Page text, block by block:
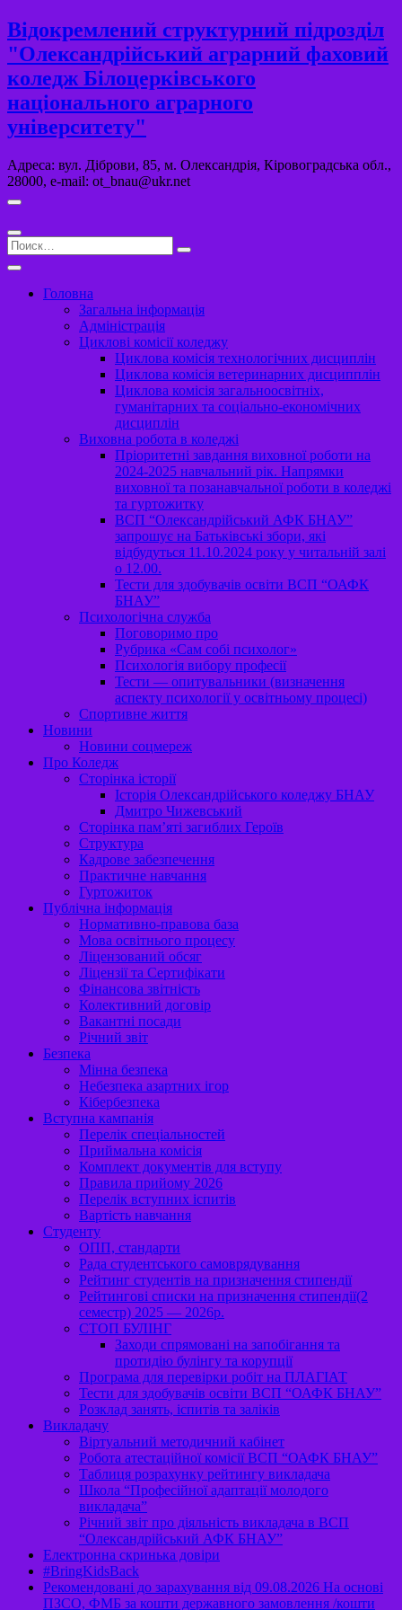
Перейти
к
содержимому
Відокремлений структурний підрозділ
"Олександрійський аграрний фаховий
коледж Білоцерківського
національного аграрного
університету"
Адреса: вул. Діброви, 85, м. Олександрія, Кіровоградська обл.,
28000, e-mail: ot_bnau@ukr.net
Поиск…
Головна
Загальна інформація
Адміністрація
Циклові комісії коледжу
Циклова комісія технологічних дисциплін
Циклова комісія ветеринарних дисципплін
Циклова комісія загальноосвітніх,
гуманітарних та соціально-економічних
дисциплін
Виховна робота в коледжі
Пріоритетні завдання виховної роботи на
2024-2025 навчальний рік. Напрямки
виховної та позанавчальної роботи в коледжі
та гуртожитку
ВСП “Олександрійський АФК БНАУ”
запрошує на Батьківські збори, які
відбудуться 11.10.2024 року у читальній залі
о 12.00.
Тести для здобувачів освіти ВСП “ОАФК
БНАУ”
Психологічна служба
Поговоримо про
Рубрика «Сам собі психолог»
Психологія вибору професії
Тести — опитувальники (визначення
аспекту психології у освітньому процесі)
Спортивне життя
Новини
Новини соцмереж
Про Коледж
Сторінка історії
Історія Олександрійського коледжу БНАУ
Дмитро Чижевський
Сторінка пам’яті загиблих Героїв
Структура
Кадрове забезпечення
Практичне навчання
Гуртожиток
Публічна інформація
Нормативно-правова база
Мова освітнього процесу
Ліцензований обсяг
Ліцензії та Сертифікати
Фінансова звітність
Колективний договір
Вакантні посади
Річний звіт
Безпека
Мінна безпека
Небезпека азартних ігор
Кібербезпека
Вступна кампанія
Перелік спеціальностей
Приймальна комісія
Комплект документів для вступу
Правила прийому 2026
Перелік вступних іспитів
Вартість навчання
Студенту
ОПП, стандарти
Рада студентського самоврядування
Рейтинг студентів на призначення стипендії
Рейтингові списки на призначення стипендії(2
семестр) 2025 — 2026р.
СТОП БУЛІНГ
Заходи спрямовані на запобігання та
протидію булінгу та корупції
Програма для перевірки робіт на ПЛАГІАТ
Тести для здобувачів освіти ВСП “ОАФК БНАУ”
Розклад занять, іспитів та заліків
Викладачу
Віртуальний методичний кабінет
Робота атестаційної комісії ВСП “ОАФК БНАУ”
Таблиця розрахунку рейтингу викладача
Школа “Професійної адаптації молодого
викладача”
Річний звіт про діяльність викладача в ВСП
“Олександрійський АФК БНАУ”
Електронна скринька довіри
#BringKidsBack
Рекомендовані до зарахування від 09.08.2026 На основі
ПЗСО, ФМБ за кошти державного замовлення /кошти